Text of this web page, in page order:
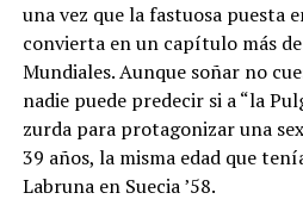
una vez que la fastuosa puesta
convierta en un capítulo más
Mundiales. Aunque soñar no
nadie puede predecir si a “la
zurda para protagonizar una
39 años, la misma edad que
Labruna en Suecia ’58.